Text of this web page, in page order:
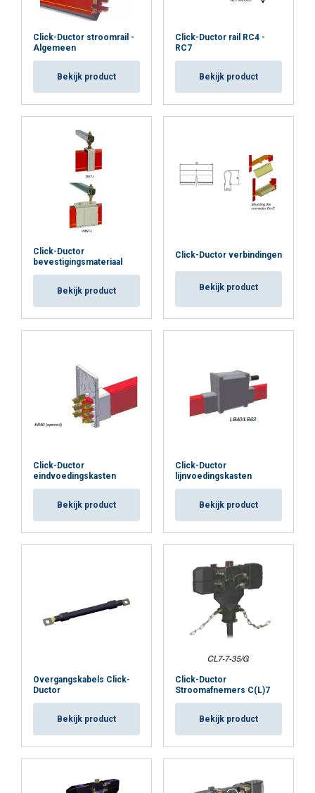
Versturen
Click-Ductor stroomrail -
Algemeen
Bekijk product
Click-Ductor rail RC4 -
RC7
Bekijk product
Click-Ductor
bevestigingsmateriaal
Bekijk product
Click-Ductor verbindingen
Bekijk product
Click-Ductor
eindvoedingskasten
Bekijk product
Click-Ductor
lijnvoedingskasten
Bekijk product
Overgangskabels Click-
Ductor
Bekijk product
Click-Ductor
Stroomafnemers C(L)7
Bekijk product